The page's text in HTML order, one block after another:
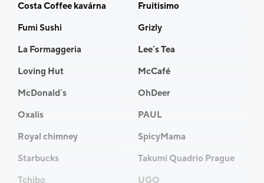
Costa Coffee kavárna
Fruitisimo
Fumi Sushi
Grizly
La Formaggeria
Lee´s Tea
Loving Hut
McCafé
McDonald´s
OhDeer
Oxalis
PAUL
Royal chimney
SpicyMama
Starbucks
Takumi Quadrio Prague
Tchibo
UGO